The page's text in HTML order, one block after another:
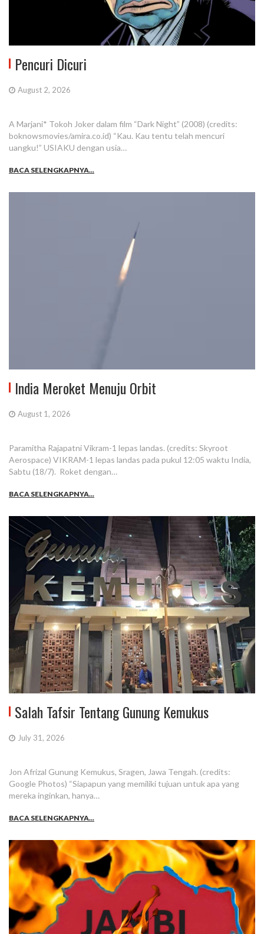
Pencuri Dicuri
August 2, 2026
A Marjani* Tokoh Joker dalam film “Dark Night” (2008) (credits:
boknowsmovies/amira.co.id) “Kau. Kau tentu telah mencuri
uangku!” USIAKU dengan usia…
BACA SELENGKAPNYA...
India Meroket Menuju Orbit
August 1, 2026
Paramitha Rajapatni Vikram-1 lepas landas. (credits: Skyroot
Aerospace) VIKRAM-1 lepas landas pada pukul 12:05 waktu India,
Sabtu (18/7). Roket dengan…
BACA SELENGKAPNYA...
Salah Tafsir Tentang Gunung Kemukus
July 31, 2026
Jon Afrizal Gunung Kemukus, Sragen, Jawa Tengah. (credits:
Google Photos) “Siapapun yang memiliki tujuan untuk apa yang
mereka inginkan, hanya…
BACA SELENGKAPNYA...